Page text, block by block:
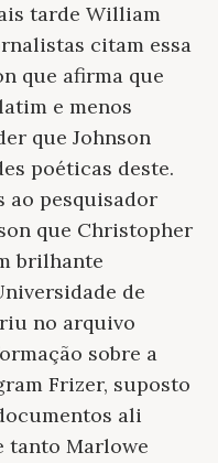
tarde William
citam essa
que afirma que
e menos
que Johnson
poéticas deste.
ao pesquisador
que Christopher
brilhante
de
no arquivo
sobre a
Frizer, suposto
ali
tanto Marlowe